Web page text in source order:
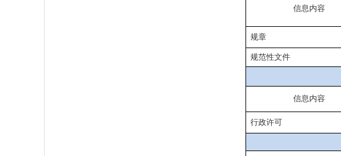
信息内容
规章
规范性文件
信息内容
行政许可